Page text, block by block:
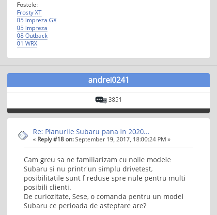
Fostele:
Frosty XT
05 Impreza GX
05 Impreza
08 Outback
01 WRX
andrei0241
3851
Re: Planurile Subaru pana in 2020...
« Reply #18 on:September 19, 2017, 18:00:24 PM »
Cam greu sa ne familiarizam cu noile modele
Subaru si nu printr'un simplu drivetest,
posibilitatile sunt f reduse spre nule pentru multi
posibili clienti.
De curiozitate, Sese, o comanda pentru un model
Subaru ce perioada de asteptare are?